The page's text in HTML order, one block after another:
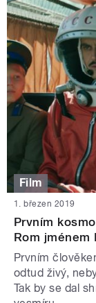
Film
1. březen 2019
Prvním
Rom jménem
Prvním
odtud živý,
Tak by se dal